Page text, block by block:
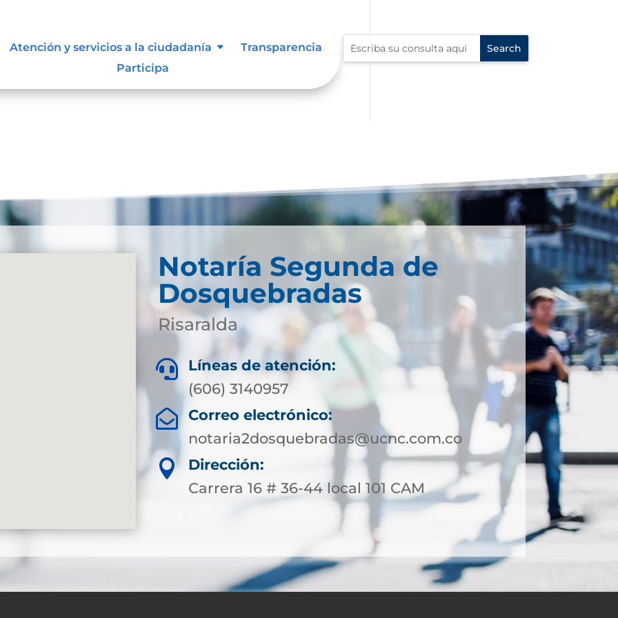
Atención y servicios a la ciudadanía
Transparencia
Participa
Try refining your search, or use the navigation
Notaría Segunda de
Dosquebradas
Risaralda

Líneas de atención:
(606) 3140957

Correo electrónico:
notaria2dosquebradas@ucnc.com.co

Dirección:
Carrera 16 # 36-44 local 101 CAM